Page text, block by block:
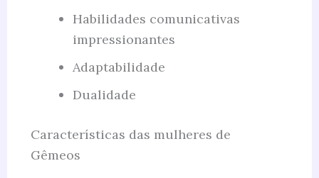
Habilidades comunicativas
impressionantes
Adaptabilidade
Dualidade
Características das mulheres de
Gêmeos